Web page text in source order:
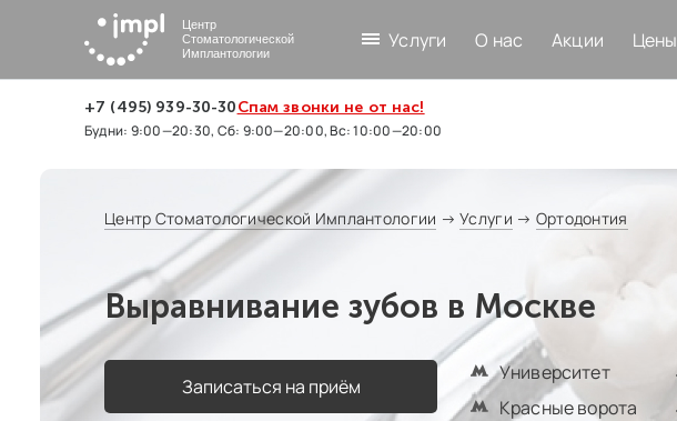
Центр
Стоматологической
Имплантологии
Услуги О нас Акции Цены
+7 (495) 939-30-30Спам звонки не от нас!
Будни: 9:00—20:30, Сб: 9:00—20:00, Вс: 10:00—20:00
Центр Стоматологической Имплантологии →Услуги → Ортодонтия
Выравнивание зубов в Москве
Записаться на приём
Университет
Красные ворота